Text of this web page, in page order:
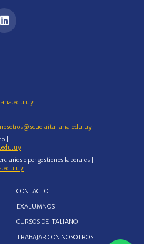
|
o por gestiones laborales |
CONTACTO
EXALUMNOS
CURSOS DE ITALIANO
TRABAJAR CON NOSOTROS